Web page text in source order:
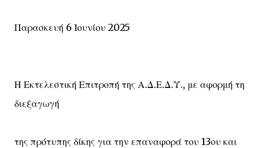
Παρασκευή 6 Ιουνίου 2025
Η Εκτελεστική Επιτροπή της Α.Δ.Ε.Δ.Υ., με αφορμή τη
διεξαγωγή
της πρότυπης δίκης για την επαναφορά του 13ου και